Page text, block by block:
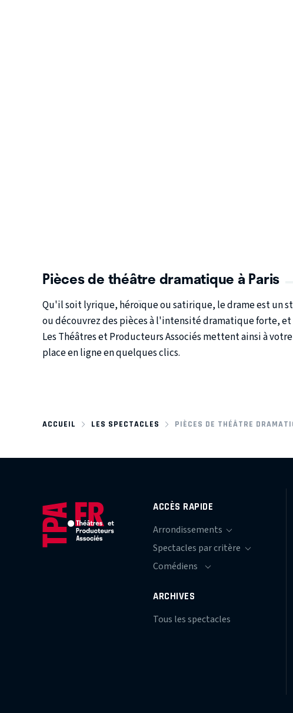
Pièces de théâtre dramatique à Paris
Qu'il soit lyrique, héroïque ou satirique, le drame est un
ou découvrez des pièces à l'intensité dramatique forte,
Les Théâtres et Producteurs Associés mettent ainsi à
place en ligne en quelques clics.
ACCUEIL LES SPECTACLES PIÈCES DE THÉÂTRE
ACCÈS RAPIDE
ARCHIVES
Tous les spectacles